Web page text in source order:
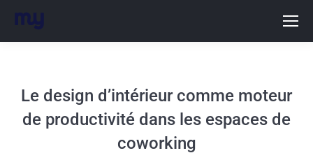
Le design d’intérieur comme moteur
de productivité dans les espaces de
coworking